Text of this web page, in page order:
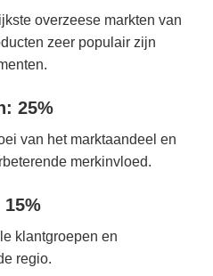
overzeese markten van
zeer populair zijn
25%
van het marktaandeel en
merkinvloed.
klantgroepen en
regio.